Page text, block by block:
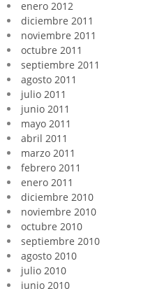
enero 2012
diciembre 2011
noviembre 2011
octubre 2011
septiembre 2011
agosto 2011
julio 2011
junio 2011
mayo 2011
abril 2011
marzo 2011
febrero 2011
enero 2011
diciembre 2010
noviembre 2010
octubre 2010
septiembre 2010
agosto 2010
julio 2010
junio 2010